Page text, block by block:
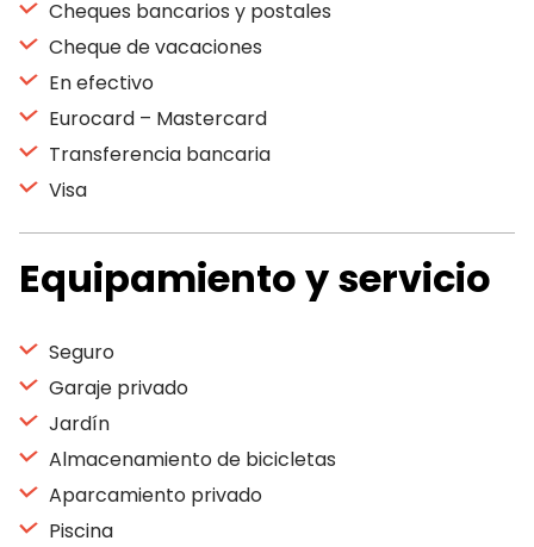
Cheques bancarios y postales
Cheque de vacaciones
En efectivo
Eurocard – Mastercard
Transferencia bancaria
Visa
Equipamiento y servicio
Seguro
Garaje privado
Jardín
Almacenamiento de bicicletas
Aparcamiento privado
Piscina